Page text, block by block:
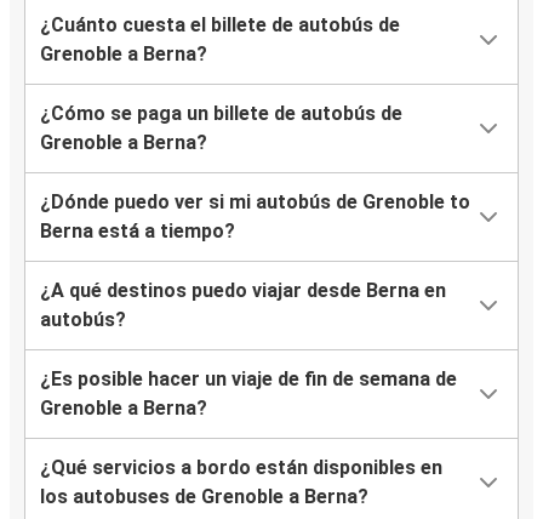
¿Cuánto cuesta el billete de autobús de
Grenoble a Berna?
¿Cómo se paga un billete de autobús de
Grenoble a Berna?
¿Dónde puedo ver si mi autobús de Grenoble to
Berna está a tiempo?
¿A qué destinos puedo viajar desde Berna en
autobús?
¿Es posible hacer un viaje de fin de semana de
Grenoble a Berna?
¿Qué servicios a bordo están disponibles en
los autobuses de Grenoble a Berna?